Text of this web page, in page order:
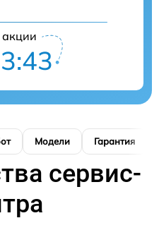
Модели Гарантия
сервис-